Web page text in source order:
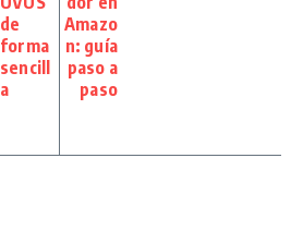
de
forma
sencill
a
Amazo
n: guía
paso a
paso